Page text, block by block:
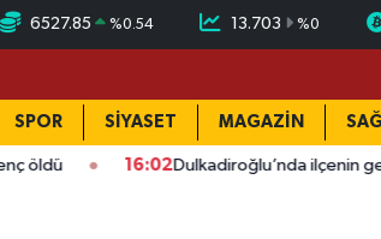
6527.85 %0.54 13.703 %0
SPOR SİYASET MAGAZİN
16:02 Dulkadiroğlu’nda ilçenin geleceğini